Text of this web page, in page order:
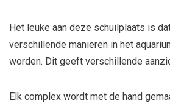
Het leuke aan deze schuilplaats is
verschillende manieren in het
worden. Dit geeft verschillende
Elk complex wordt met de hand